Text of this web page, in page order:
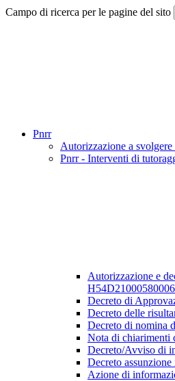
Campo di ricerca per le pagine del sito
Pnrr
Autorizzazione a
Pnrr - Interventi di
Autorizzazione e
H54D21000580006
Decreto di
Decreto delle
Decreto di nomina
Nota di chiarimenti
Decreto/Avviso di
Decreto
Azione di